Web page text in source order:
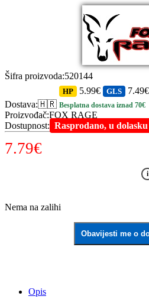
Šifra proizvoda:520144
Dostava:🇭🇷
HP 5.99€ GLS 7.49€
Besplatna dostava iznad 70€
Proizvođač:FOX RAGE
Dostupnost: Rasprodano, u dolasku
7.79€
i
Nema na zalihi
Obavijesti me o
Opis